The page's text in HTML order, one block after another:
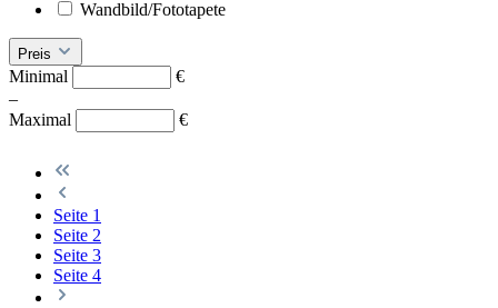
Wandbild/Fototapete
Preis
Minimal
€
–
Maximal
€
Seite 1
Seite 2
Seite 3
Seite 4